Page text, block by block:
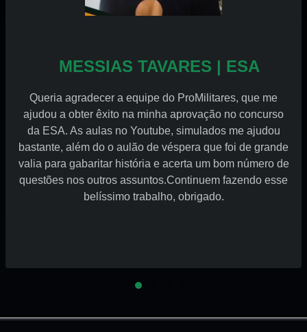
MESSIAS TAVARES | ESA
Queria agradecer a equipe do ProMilitares, que me
ajudou a obter êxito na minha aprovação no concurso
da ESA. As aulas no Youtube, simulados me ajudou
bastante, além do o aulão de véspera que foi de grande
valia para gabaritar história e acerta um bom número de
questões nos outros assuntos.Continuem fazendo esse
belíssimo trabalho, obrigado.